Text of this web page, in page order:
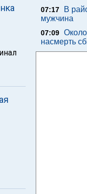
07:17
В
мужчина
07:09
насмерть